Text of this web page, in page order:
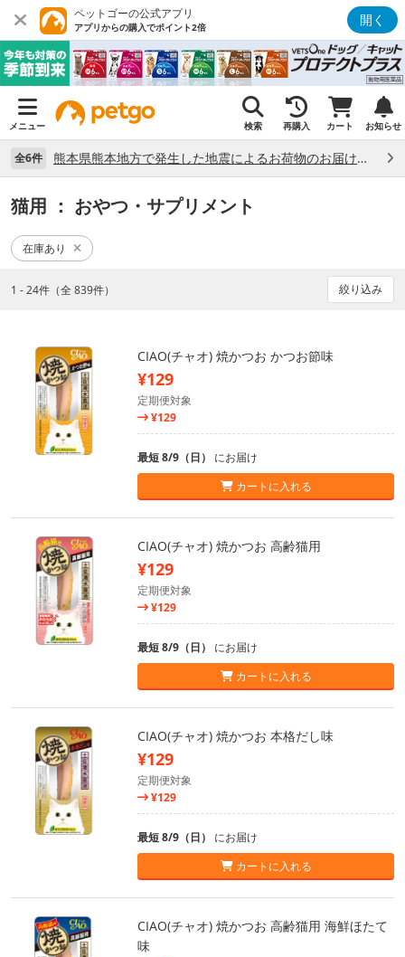
ペットゴーの公式アプリ
アプリからの購入でポイント2倍 開く
メニュー 検索 再購入 カート お知らせ
全6件 熊本県熊本地方で発生した地震によるお荷物のお届け状況について （7/28）
猫用 ： おやつ・サプリメント
在庫あり
1 - 24件（全 839件） 絞り込み
CIAO(チャオ) 焼かつお かつお節味
¥129
定期便対象
¥129
最短 8/9（日） にお届け
カートに入れる
CIAO(チャオ) 焼かつお 高齢猫用
¥129
定期便対象
¥129
最短 8/9（日） にお届け
カートに入れる
CIAO(チャオ) 焼かつお 本格だし味
¥129
定期便対象
¥129
最短 8/9（日） にお届け
カートに入れる
CIAO(チャオ) 焼かつお 高齢猫用 海鮮ほたて
味